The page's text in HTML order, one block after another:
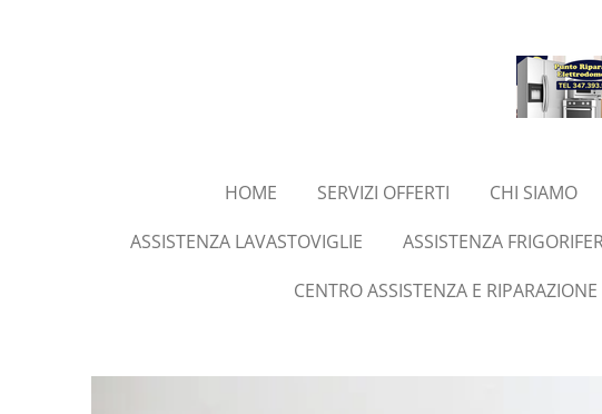
HOME SERVIZI OFFERTI CHI SIAMO
ASSISTENZA LAVASTOVIGLIE
ASSISTENZA
CENTRO ASSISTENZA E